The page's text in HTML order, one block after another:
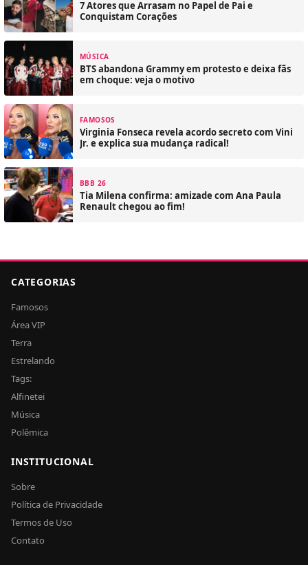
7 Atores que Arrasam no Papel de Pai e
Conquistam Corações
MÚSICA
BTS abandona Grammy em protesto e deixa fãs
em choque: veja o motivo
FAMOSOS
Virginia Fonseca revela acordo secreto com Vini
Jr. e explica sua mudança radical!
BBB 26
Tia Milena confirma: amizade com Ana Paula
Renault chegou ao fim!
CATEGORIAS
Famosos
Área VIP
Terra
Estrelando
Tags:
Alfinetei
Música
Polêmica
INSTITUCIONAL
Sobre
Política de Privacidade
Termos de Uso
Contato